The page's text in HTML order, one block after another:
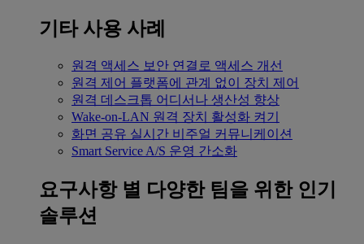
기타 사용 사례
원격 액세스 보안 연결로 액세스 개선
원격 제어 플랫폼에 관계 없이 장치 제어
원격 데스크톱 어디서나 생산성 향상
Wake-on-LAN 원격 장치 활성화 켜기
화면 공유 실시간 비주얼 커뮤니케이션
Smart Service A/S 운영 간소화
요구사항 별 다양한 팀을 위한 인기
솔루션